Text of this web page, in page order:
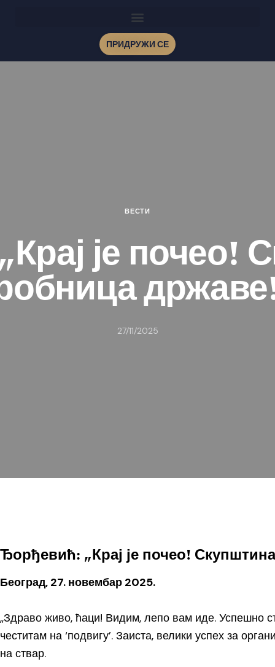
ПРИДРУЖИ СЕ
ВЕСТИ
је почео!
27/11/2025
Ђорђевић: „Крај је почео!
Београд, 27. новембар 2025.
„Здраво живо, ћаци! Видим, лепо вам иде. Успешно
честитам на ‘подвигу’. Заиста, велики успех за
на ствар.